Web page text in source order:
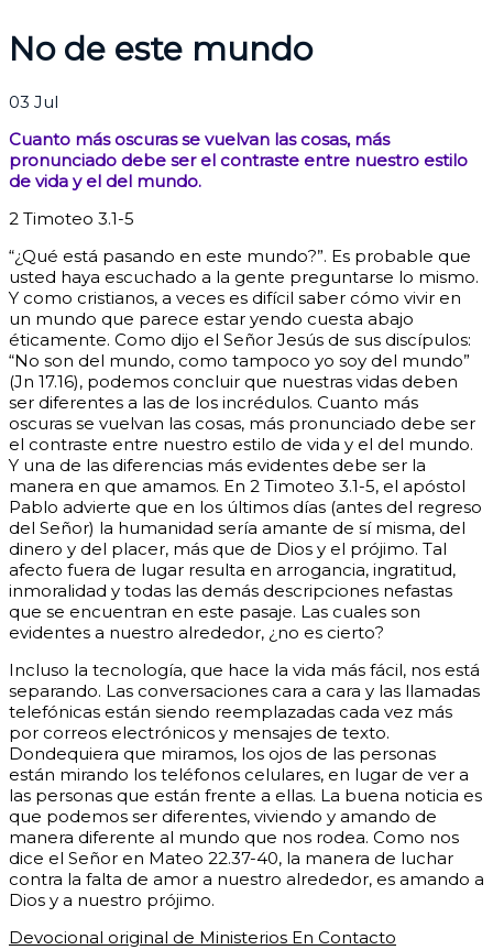
No de este mundo
03 Jul
Cuanto más oscuras se vuelvan las cosas, más
pronunciado debe ser el contraste entre nuestro estilo
de vida y el del mundo.
2 Timoteo 3.1-5
“¿Qué está pasando en este mundo?”. Es probable que
usted haya escuchado a la gente preguntarse lo mismo.
Y como cristianos, a veces es difícil saber cómo vivir en
un mundo que parece estar yendo cuesta abajo
éticamente. Como dijo el Señor Jesús de sus discípulos:
“No son del mundo, como tampoco yo soy del mundo”
(Jn 17.16), podemos concluir que nuestras vidas deben
ser diferentes a las de los incrédulos. Cuanto más
oscuras se vuelvan las cosas, más pronunciado debe ser
el contraste entre nuestro estilo de vida y el del mundo.
Y una de las diferencias más evidentes debe ser la
manera en que amamos. En 2 Timoteo 3.1-5, el apóstol
Pablo advierte que en los últimos días (antes del regreso
del Señor) la humanidad sería amante de sí misma, del
dinero y del placer, más que de Dios y el prójimo. Tal
afecto fuera de lugar resulta en arrogancia, ingratitud,
inmoralidad y todas las demás descripciones nefastas
que se encuentran en este pasaje. Las cuales son
evidentes a nuestro alrededor, ¿no es cierto?
Incluso la tecnología, que hace la vida más fácil, nos está
separando. Las conversaciones cara a cara y las llamadas
telefónicas están siendo reemplazadas cada vez más
por correos electrónicos y mensajes de texto.
Dondequiera que miramos, los ojos de las personas
están mirando los teléfonos celulares, en lugar de ver a
las personas que están frente a ellas. La buena noticia es
que podemos ser diferentes, viviendo y amando de
manera diferente al mundo que nos rodea. Como nos
dice el Señor en Mateo 22.37-40, la manera de luchar
contra la falta de amor a nuestro alrededor, es amando a
Dios y a nuestro prójimo.
Devocional original de Ministerios En Contacto